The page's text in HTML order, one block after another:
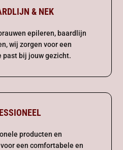
& NEK
epileren, baardlijn
wij zorgen voor een
bij jouw gezicht.
producten en
een comfortabele en